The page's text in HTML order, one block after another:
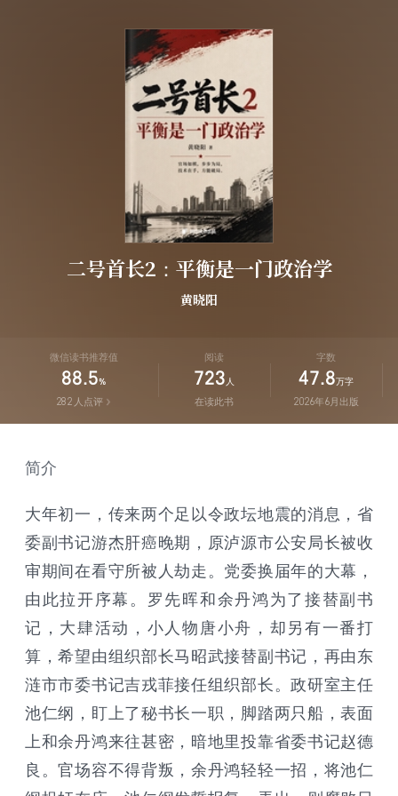
二号首长2：平衡是一门政治学
黄晓阳
微信读书推荐值
88.5%
282 人点评
阅读
723 人
在读此书
字数
47.8 万字
2026年6月出版
简介
大年初一，传来两个足以令政坛地震的消息，省
委副书记游杰肝癌晚期，原泸源市公安局长被收
审期间在看守所被人劫走。党委换届年的大幕，
由此拉开序幕。罗先晖和余丹鸿为了接替副书
记，大肆活动，小人物唐小舟，却另有一番打
算，希望由组织部长马昭武接替副书记，再由东
涟市市委书记吉戎菲接任组织部长。政研室主任
池仁纲，盯上了秘书长一职，脚踏两只船，表面
上和余丹鸿来往甚密，暗地里投靠省委书记赵德
良。官场容不得背叛，余丹鸿轻轻一招，将池仁